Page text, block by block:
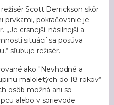
Scott Derrickson skôr
prvkami, pokračovanie je
drsnejší, násilnejší a
situácií sa posúva
sľubuje režisér.
ako "Nevhodné a
maloletých do 18 rokov“
osôb možná ani so
alebo v sprievode